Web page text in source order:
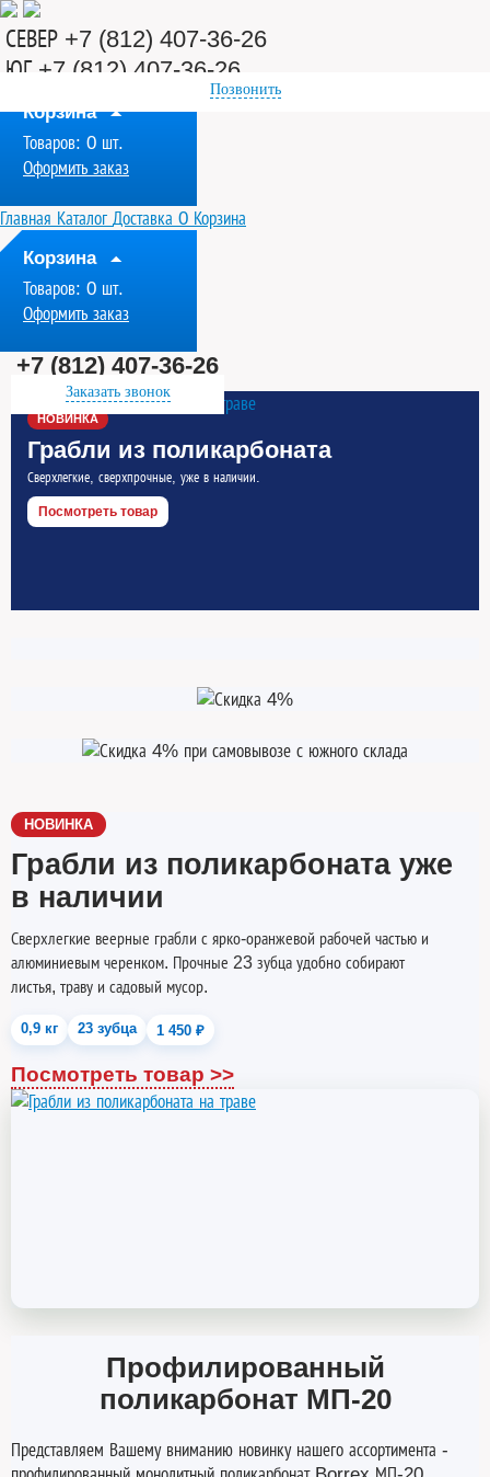
СЕВЕР +7 (812) 407-36-26
ЮГ +7 (812) 407-36-26
Позвонить
Корзина
Товаров: 0 шт.
Оформить заказ
Главная Каталог Доставка 0 Корзина
Корзина
Товаров: 0 шт.
Оформить заказ
+7 (812) 407-36-26
Заказать звонок
НОВИНКА
Грабли из поликарбоната
Сверхлегкие, сверхпрочные, уже в наличии.
Посмотреть товар
НОВИНКА
Грабли из поликарбоната уже
в наличии
Сверхлегкие веерные грабли с ярко-оранжевой рабочей частью и
алюминиевым черенком. Прочные 23 зубца удобно собирают
листья, траву и садовый мусор.
0,9 кг 23 зубца 1 450 ₽
Посмотреть товар >>
Профилированный
поликарбонат МП-20
Представляем Вашему вниманию новинку нашего ассортимента -